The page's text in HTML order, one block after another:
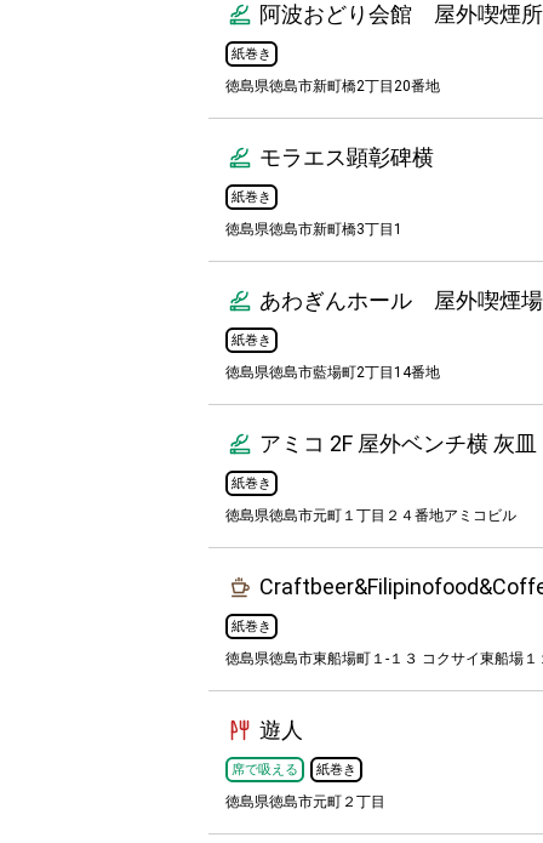
阿波おどり会館 屋外喫煙所
紙巻き
徳島県徳島市新町橋2丁目20番地
モラエス顕彰碑横
紙巻き
徳島県徳島市新町橋3丁目1
あわぎんホール 屋外喫煙
紙巻き
徳島県徳島市藍場町2丁目14番地
アミコ 2F 屋外ベンチ横 灰皿
紙巻き
徳島県徳島市元町１丁目２４番地アミコビル
紙巻き
徳島県徳島市東船場町１-１３ コクサイ東船場１
遊人
席で吸える 紙巻き
徳島県徳島市元町２丁目